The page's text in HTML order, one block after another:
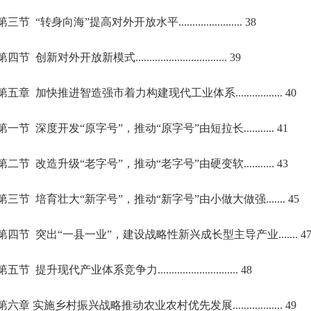
三节 “转身向海”提高对外开放水平....................... 38
四节 创新对外开放新模式................................. 39
五章 加快推进智造强市着力构建现代工业体系................. 40
一节 深度开发“原字号”，推动“原字号”由短拉长........... 41
二节 改造升级“老字号”，推动“老字号”由硬变软........... 43
三节 培育壮大“新字号”，推动“新字号”由小做大做强....... 45
四节 突出“一县一业”，建设战略性新兴成长型主导产业....... 47
五节 提升现代产业体系竞争力............................. 48
六章 实施乡村振兴战略推动农业农村优先发展.................. 49